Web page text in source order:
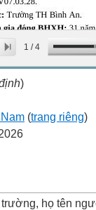
1 /4
)
(trang riêng)
trường, họ tên